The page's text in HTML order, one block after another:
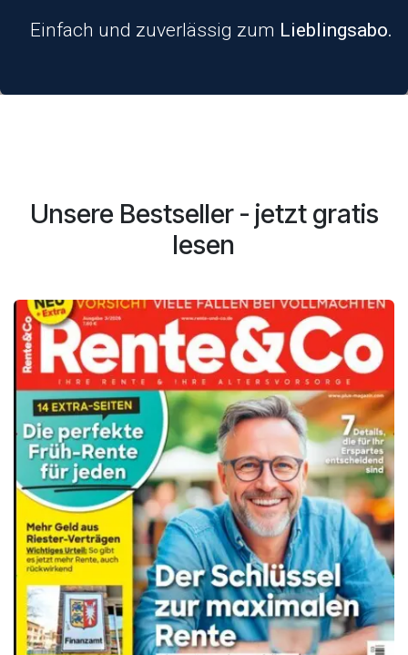
​ Einfach und zuverlässig zum Lieblingsabo.
Unsere Bestseller - jetzt gratis
lesen